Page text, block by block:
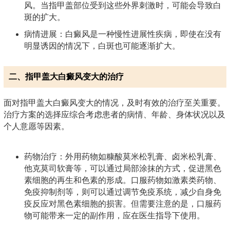
风。当指甲盖部位受到这些外界刺激时，可能会导致白
斑的扩大。
病情进展：白癜风是一种慢性进展性疾病，即使在没有
明显诱因的情况下，白斑也可能逐渐扩大。
二、指甲盖大白癜风变大的治疗
面对指甲盖大白癜风变大的情况，及时有效的治疗至关重要。
治疗方案的选择应综合考虑患者的病情、年龄、身体状况以及
个人意愿等因素。
药物治疗：外用药物如糠酸莫米松乳膏、卤米松乳膏、
他克莫司软膏等，可以通过局部涂抹的方式，促进黑色
素细胞的再生和色素的形成。口服药物如激素类药物、
免疫抑制剂等，则可以通过调节免疫系统，减少自身免
疫反应对黑色素细胞的损害。但需要注意的是，口服药
物可能带来一定的副作用，应在医生指导下使用。